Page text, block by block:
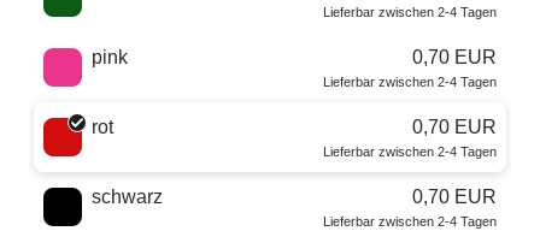
Lieferbar zwischen 2-4 Tagen
pink 0,70 EUR
Lieferbar zwischen 2-4 Tagen
rot 0,70 EUR
Lieferbar zwischen 2-4 Tagen
schwarz 0,70 EUR
Lieferbar zwischen 2-4 Tagen